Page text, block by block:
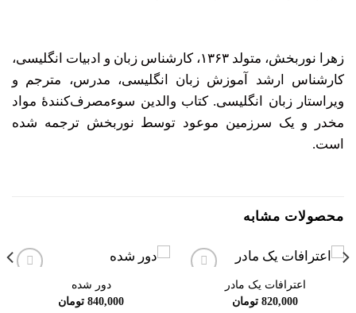
زهرا نوربخش
، متولد ۱۳۶۳، کارشناس زبان و ادبیات انگلیسی،
کارشناس ارشد آموزش زبان انگلیسی، مدرس، مترجم و
ویراستار زبان انگلیسی. کتاب والدین سوء‌مصرف‌‌کنندۀ مواد
مخدر و یک سرزمین موعود توسط نوربخش ترجمه شده
است.
محصولات مشابه
اعترافات یک مادر
820,000 تومان
دور شده
840,000 تومان